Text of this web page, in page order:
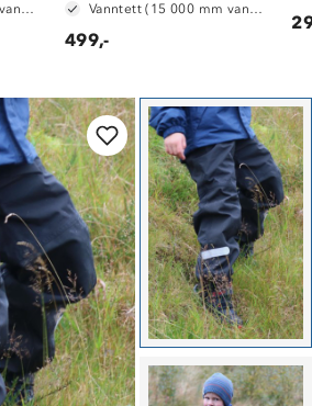
Vanntett, 12 000 mm vannsøyle
Vanntett (15 000 mm vannsøyle)
499,-